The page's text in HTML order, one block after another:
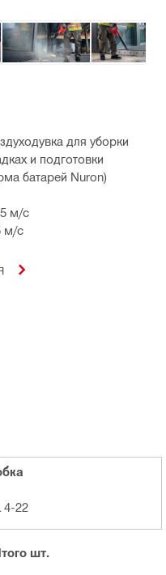
для уборки
и подготовки
батарей Nuron)
м/с
м/с
4-22
шт.